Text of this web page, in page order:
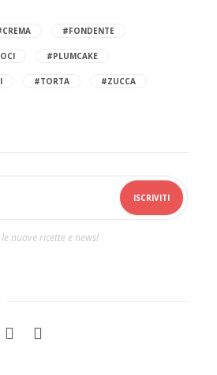
#FONDENTE
#PLUMCAKE
#TORTA #ZUCCA
nuove ricette e news!